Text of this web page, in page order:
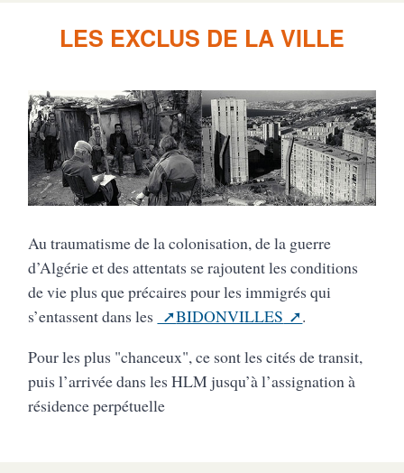
LES EXCLUS DE LA VILLE
Au traumatisme de la colonisation, de la guerre
d’Algérie et des attentats se rajoutent les conditions
de vie plus que précaires pour les immigrés qui
s’entassent dans les
BIDONVILLES
.
Pour les plus "chanceux", ce sont les cités de transit,
puis l’arrivée dans les HLM jusqu’à l’assignation à
résidence perpétuelle